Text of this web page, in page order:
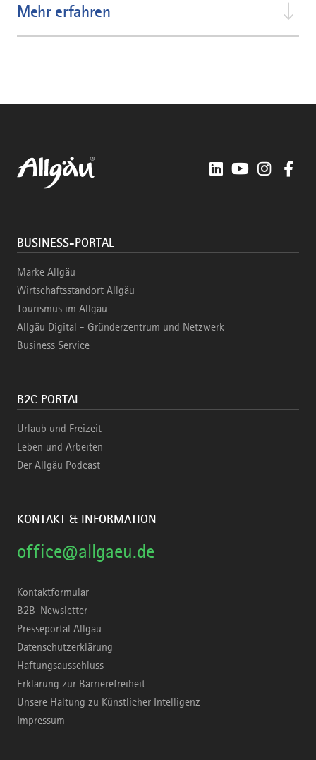
Mehr erfahren
LinkedInYouTube
BUSINESS-PORTAL
Marke Allgäu
Wirtschaftsstandort Allgäu
Tourismus im Allgäu
Allgäu Digital - Gründerzentrum und Netzwerk
Business Service
B2C PORTAL
Urlaub und Freizeit
Leben und Arbeiten
Der Allgäu Podcast
KONTAKT & INFORMATION
office@allgaeu.de
Kontaktformular
B2B-Newsletter
Presseportal Allgäu
Datenschutzerklärung
Haftungsausschluss
Erklärung zur Barrierefreiheit
Unsere Haltung zu Künstlicher Intelligenz
Impressum